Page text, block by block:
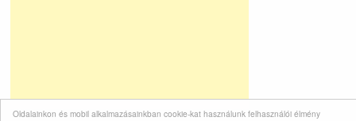
Oldalainkon és mobil alkalmazásainkban cookie-kat használunk felhasználói élmény